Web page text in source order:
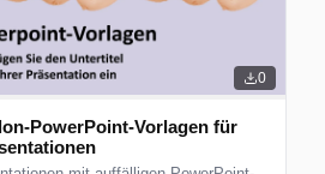
0
PowerPoint-Vorlagen für